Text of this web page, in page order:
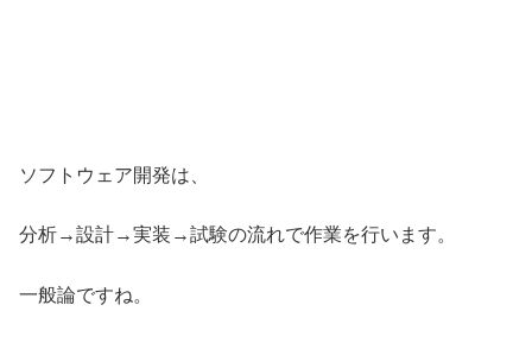
ソフトウェア開発は、
分析→設計→実装→試験の流れで作業を行います。
一般論ですね。